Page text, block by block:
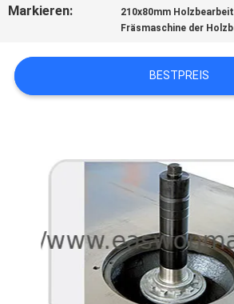
NACHRICHTEN
FORDERN
PRIVACY
Markieren:
210x80mm
Fräsmaschine der
BESTPREIS